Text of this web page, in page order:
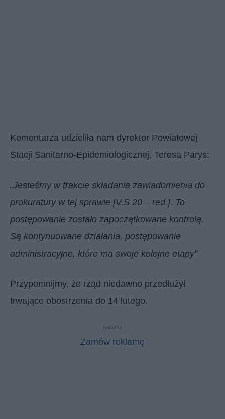
Komentarza udzieliła nam dyrektor Powiatowej
Stacji Sanitarno-Epidemiologicznej, Teresa Parys:
„Jesteśmy w trakcie składania zawiadomienia do
prokuratury w tej sprawie [V.S 20 – red.]. To
postępowanie zostało zapoczątkowane kontrolą.
Są kontynuowane działania, postępowanie
administracyjne, które ma swoje kolejne etapy”
Przypomnijmy, że rząd niedawno przedłużył
trwające obostrzenia do 14 lutego.
reklama
Zamów reklamę